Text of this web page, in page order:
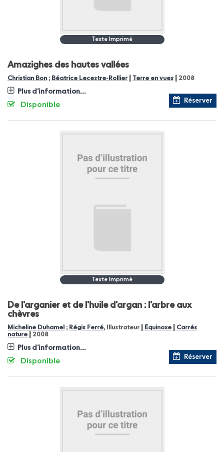
Texte Imprimé
Amazighes des hautes vallées
Christian Bon ; Béatrice Lecestre-Rollier Terre en vues 2008
Plus d'information...
Réserver
Disponible
Texte Imprimé
De l'arganier et de l'huile d'argan : l'arbre aux
chèvres
Micheline Duhamel ; Régis Ferré, Illustrateur Équinoxe
Carrés
nature
2008
Plus d'information...
Réserver
Disponible